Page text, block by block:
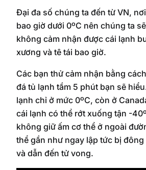
Đại đa số chúng ta đến từ VN,
bao giờ dưới 0ºC nên chúng ta
không cảm nhận được cái lạnh
xương và tê tái bao giờ.
Các bạn thử cảm nhận bằng
đá tủ lạnh tầm 5 phút bạn sẽ
lạnh chỉ ở mức 0ºC, còn ở
cái lạnh có thể rớt xuống tận -
không giữ ấm cơ thể ở ngoài
thể gần như ngay lập tức bị đông
và dẫn đến tử vong.